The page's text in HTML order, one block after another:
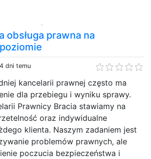
obsługa prawna na
dni temu
kancelarii prawnej często ma
dla przebiegu i wyniku sprawy.
Prawnicy Bracia stawiamy na
oraz indywidualne
klienta. Naszym zadaniem jest
problemów prawnych, ale
poczucia bezpieczeństwa i